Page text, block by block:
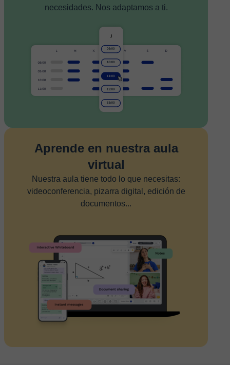
necesidades. Nos adaptamos a ti.
Aprende en nuestra aula
virtual
Nuestra aula tiene todo lo que necesitas:
videoconferencia, pizarra digital, edición de
documentos...